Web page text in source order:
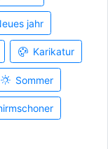
jahr
Karikatur
Sommer